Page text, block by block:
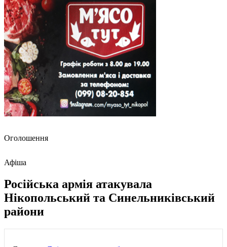
Оголошення
Афіша
Російська армія атакувала
Нікопольський та Синельниківський
райони